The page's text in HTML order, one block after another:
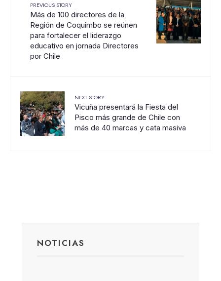
PREVIOUS STORY
Más de 100 directores de la
Región de Coquimbo se reúnen
para fortalecer el liderazgo
educativo en jornada Directores
por Chile
NEXT STORY
Vicuña presentará la Fiesta del
Pisco más grande de Chile con
más de 40 marcas y cata masiva
NOTICIAS